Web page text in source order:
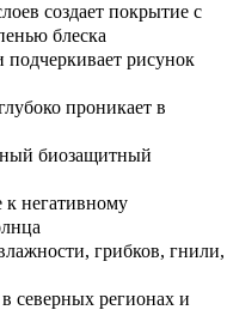
создает покрытие с
блеска
подчеркивает рисунок
проникает в
биозащитный
к негативному
грибков, гнили,
северных регионах и